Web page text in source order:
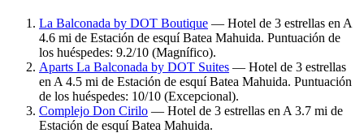
La Balconada by DOT Boutique — Hotel de 3 estrellas en A
4.6 mi de Estación de esquí Batea Mahuida. Puntuación de
los huéspedes: 9.2/10 (Magnífico).
Aparts La Balconada by DOT Suites — Hotel de 3 estrellas
en A 4.5 mi de Estación de esquí Batea Mahuida. Puntuación
de los huéspedes: 10/10 (Excepcional).
Complejo Don Cirilo — Hotel de 3 estrellas en A 3.7 mi de
Estación de esquí Batea Mahuida.